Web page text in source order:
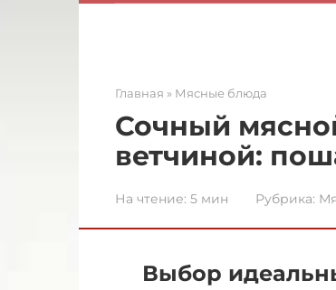
Главная » Мясные блюда
Сочный
ветчиной:
На чтение: 5 мин Рубрика:
Выбор